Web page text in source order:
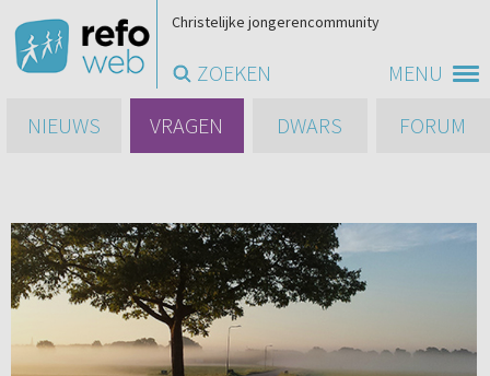
MENU
Christelijke jongerencommunity
ZOEKEN
NIEUWS
VRAGEN DWARS FORUM